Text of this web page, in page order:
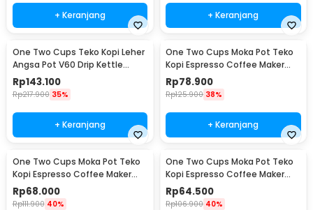
+ Keranjang + Keranjang
One Two Cups Teko Kopi Leher
Angsa Pot V60 Drip Kettle
960ml - RF-15
Rp143.100
Rp217.900 35%
+ Keranjang
One Two Cups Moka Pot Teko
Kopi Espresso Coffee Maker
Stovetop 6 Cup 300ml - Z21
Rp78.900
Rp125.900 38%
+ Keranjang
One Two Cups Moka Pot Teko
Kopi Espresso Coffee Maker
Stovetop 4 Cup 200ml - Z21
Rp68.000
Rp111.900 40%
One Two Cups Moka Pot Teko
Kopi Espresso Coffee Maker
Stovetop 2 Cup 100ml - Z21
Rp64.500
Rp106.900 40%